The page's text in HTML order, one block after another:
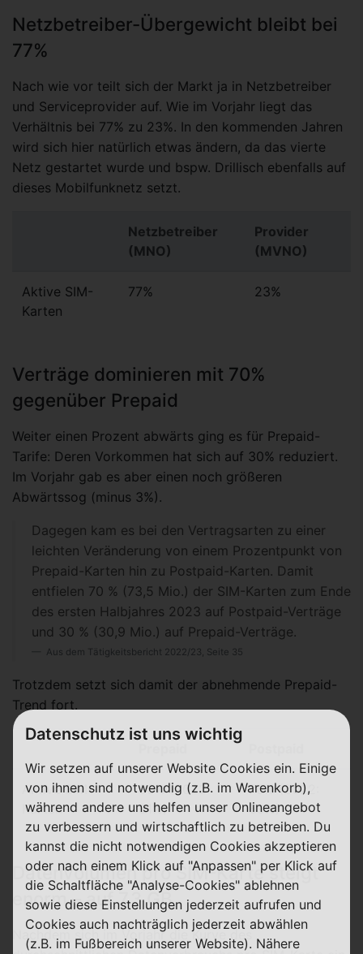
Netzbetreiber-Übergewicht bleibt bei
77%
Nach wie vor teilt sich der Markt ja in Netzbetreiber
und Serviceprovider auf. Wie im Vorjahr liegt das
Verhältnis bei 77% zu 23%. In den kommenden Jahren
wird sich hier natürlich etwas ändern, da das vierte
Netz gestartet wurde und bspw. Drillisch ebenfalls auf
dieses Mobilfunknetz setzt.
Netzbetreiber
(MNO)
Provider
(MVNO)
Aktive SIM-
Karten
77% 23%
Verträge dominieren mit 70%
gegenüber Prepaid
Weiter einen Prozent abwärts ging es für Prepaid-
Tarife: Deren Vorkommen hat sich auf 30% reduziert.
Im Vorjahr gab es aber einen noch größeren
Abwärtssog (minus 3%).
Dagegen kam es bei den Vertragsarten zu einer
leichten Veränderung von einem Prozentpunkt von
Prepaid-Karten hin zu Postpaid-Karten. Damit
entfielen 70 % (73,5 Mio.) der SIM-Karten zum Ende
des ersten Halbjahres 2023 auf Postpaid-Verträge
und 30 % (30,9 Mio.) auf Prepaid-Verträge.
Aus dem Tätigkeitsbericht 2022/23, Seite 35
Trotzdem setzt sich damit der abnehmende Prepaid-
Trend fort.
Aktive SIM-
Karten
30% (2022:
31%)
70% (2022:
69%)
Datenvolumen pro SIM-Karte steigt
enorm – auf 7,3 GB
Nachdem sich im Vorjahr die Kurve des
Datenschutz ist uns wichtig
Wir setzen auf unserer Website Cookies ein. Einige
von ihnen sind notwendig (z.B. im Warenkorb),
während andere uns helfen unser Onlineangebot
zu verbessern und wirtschaftlich zu betreiben. Du
kannst die nicht notwendigen Cookies akzeptieren
oder nach einem Klick auf "Anpassen" per Klick auf
die Schaltfläche "Analyse-Cookies" ablehnen
sowie diese Einstellungen jederzeit aufrufen und
Cookies auch nachträglich jederzeit abwählen
(z.B. im Fußbereich unserer Website). Nähere